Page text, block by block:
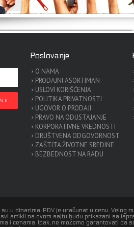
Poslovanje
O NAMA
PRODAJNI ASORTIMAN
USLOVI KORIŠĆENJA
POLITIKA PRIVATNOSTI
UGOVOR O PRODAJI
PRAVO NA ODUSTAJANJE
KORPORATIVNE VREDNOSTI
DRUŠTVENA ODGOVORNOST
ZAŠTITA ŽIVOTNE SREDINE
BEZBEDNOST NA RADU
u dinarima. PDV je uračunat u cenu. Velog
artikli na ovom sajtu budu prikazani sa
i cenama. Ipak, ne možemo garantovati da